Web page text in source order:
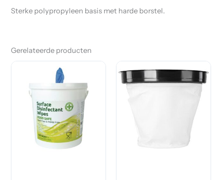
Sterke polypropyleen basis met harde borstel.
Gerelateerde producten